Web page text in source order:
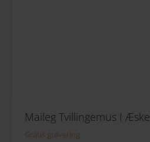
Maileg Tvillingemus I Æske
Gratis gravering